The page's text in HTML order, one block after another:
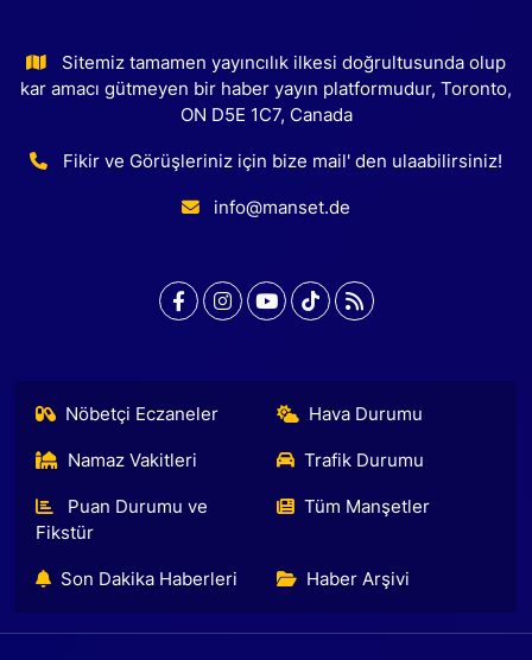
Sitemiz tamamen yayıncılık ilkesi doğrultusunda olup
kar amacı gütmeyen bir haber yayın platformudur, Toronto,
ON D5E 1C7, Canada
Fikir ve Görüşleriniz için bize mail' den ulaabilirsiniz!
info@manset.de
Nöbetçi Eczaneler Hava Durumu
Namaz Vakitleri Trafik Durumu
Puan Durumu ve
Fikstür
Tüm Manşetler
Son Dakika Haberleri Haber Arşivi